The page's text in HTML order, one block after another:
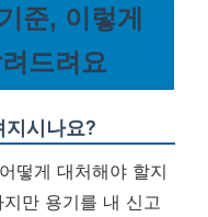
준, 이렇게
드려요
지시나요?
떻게 대처해야 할지
만 용기를 내 신고